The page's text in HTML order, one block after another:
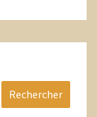
Rechercher